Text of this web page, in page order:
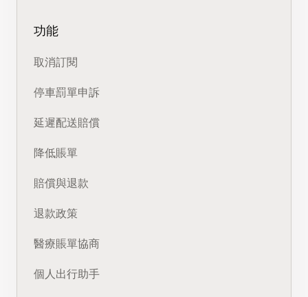
功能
取消訂閱
停車罰單申訴
延遲配送賠償
降低賬單
賠償與退款
退款政策
醫療賬單協商
個人出行助手